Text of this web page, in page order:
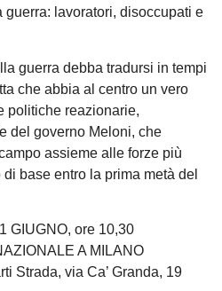
lavoratori, disoccupati e
guerra debba tradursi in tempi
che abbia al centro un vero
politiche reazionarie,
del governo Meloni, che
assieme alle forze più
base entro la prima metà del
GIUGNO, ore 10,30
A MILANO
Strada, via Ca’ Granda, 19